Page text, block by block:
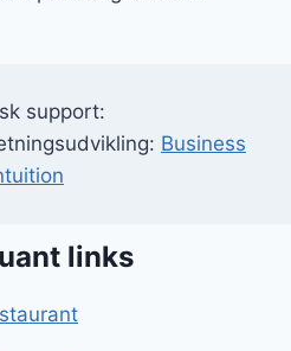
support:
Business
links